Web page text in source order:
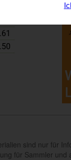
sind nur für
für Sammler und